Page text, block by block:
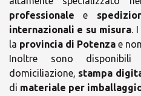
professionale e
internazionali e su misura.
la provincia di Potenza e
Inoltre sono disponibili
domiciliazione, stampa
di materiale per